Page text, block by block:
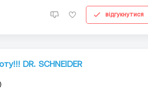
відгукнутися
DR. SCHNEIDER